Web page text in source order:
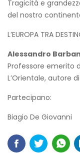
Tragicità e
del nostro
L’EUROPA TRA
Alessandro
Professore emerito
L’Orientale, autore di
Partecipano:
Biagio De Giovanni